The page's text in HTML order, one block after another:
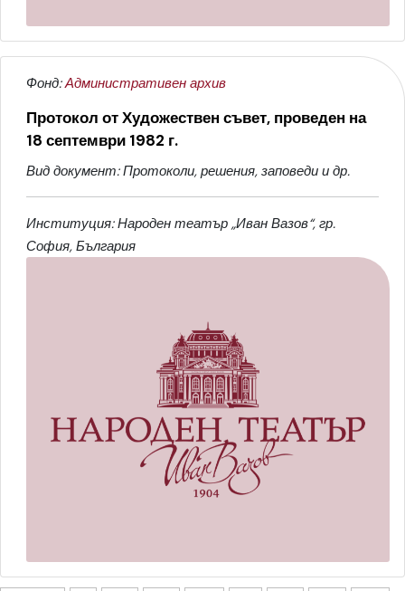
Фонд:Административен архив
Протокол от Художествен съвет, проведен на
18 септември 1982 г.
Вид документ: Протоколи, решения, заповеди и др.
Институция: Народен театър „Иван Вазов“, гр.
София, България